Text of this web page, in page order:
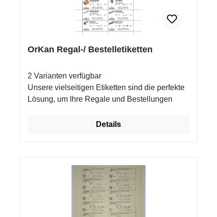
OrKan Regal-/ Bestelletiketten
2 Varianten verfügbar
Unsere vielseitigen Etiketten sind die perfekte
Lösung, um Ihre Regale und Bestellungen
ob Sie die Desktop-Variante bevorzugen oder
Regalbeschilderung sorgt dafür, dass Sie stets
den Überblick behalten und Ihre Produkte
schnell und einfach finden können. Die Bestell-
Etiketten sind in verschiedenen Ausführungen
erhältlich, darunter Kunststoff- und
Details